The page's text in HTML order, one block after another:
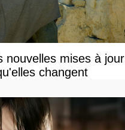
nouvelles mises à jour
changent